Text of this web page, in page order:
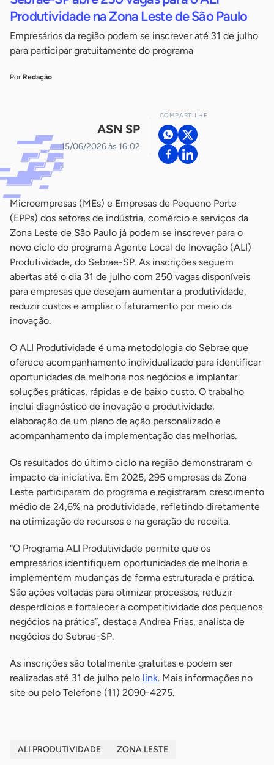
Produtividade na Zona Leste de São Paulo
Empresários da região podem se inscrever até 31 de julho
para participar gratuitamente do programa
Por Redação
ASN SP
15/06/2026 às 16:02
COMPARTILHE
Microempresas (MEs) e Empresas de Pequeno Porte
(EPPs) dos setores de indústria, comércio e serviços da
Zona Leste de São Paulo já podem se inscrever para o
novo ciclo do programa Agente Local de Inovação (ALI)
Produtividade, do Sebrae-SP. As inscrições seguem
abertas até o dia 31 de julho com 250 vagas disponíveis
para empresas que desejam aumentar a produtividade,
reduzir custos e ampliar o faturamento por meio da
inovação.
O ALI Produtividade é uma metodologia do Sebrae que
oferece acompanhamento individualizado para identificar
oportunidades de melhoria nos negócios e implantar
soluções práticas, rápidas e de baixo custo. O trabalho
inclui diagnóstico de inovação e produtividade,
elaboração de um plano de ação personalizado e
acompanhamento da implementação das melhorias.
Os resultados do último ciclo na região demonstraram o
impacto da iniciativa. Em 2025, 295 empresas da Zona
Leste participaram do programa e registraram crescimento
médio de 24,6% na produtividade, refletindo diretamente
na otimização de recursos e na geração de receita.
“O Programa ALI Produtividade permite que os
empresários identifiquem oportunidades de melhoria e
implementem mudanças de forma estruturada e prática.
São ações voltadas para otimizar processos, reduzir
desperdícios e fortalecer a competitividade dos pequenos
negócios na prática”, destaca Andrea Frias, analista de
negócios do Sebrae-SP.
As inscrições são totalmente gratuitas e podem ser
realizadas até 31 de julho pelo link. Mais informações no
site ou pelo Telefone (11) 2090-4275.
ALI PRODUTIVIDADE ZONA LESTE